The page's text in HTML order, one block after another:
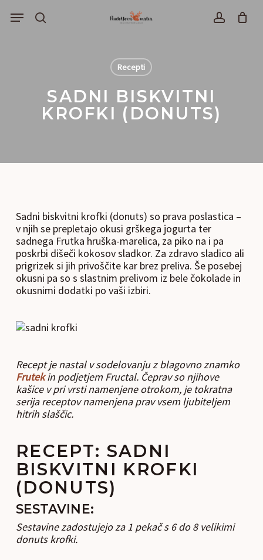
išči account
Menu
Recepti
SADNI BISKVITNI
KROFKI (DONUTS)
Sadni biskvitni krofki (donuts) so prava poslastica –
v njih se prepletajo okusi grškega jogurta ter
sadnega Frutka hruška-marelica, za piko na i pa
poskrbi dišeči kokosov sladkor. Za zdravo sladico ali
prigrizek si jih privoščite kar brez preliva. Še posebej
okusni pa so s slastnim prelivom iz bele čokolade in
okusnimi dodatki po vaši izbiri.
Recept je nastal v sodelovanju z blagovno znamko
Frutekin podjetjem Fructal. Čeprav so njihove
kašice v pri vrsti namenjene otrokom, je tokratna
serija receptov namenjena prav vsem ljubiteljem
hitrih slaščic.
RECEPT: SADNI
BISKVITNI KROFKI
(DONUTS)
SESTAVINE:
Sestavine zadostujejo za 1 pekač s 6 do 8 velikimi
donuts krofki.